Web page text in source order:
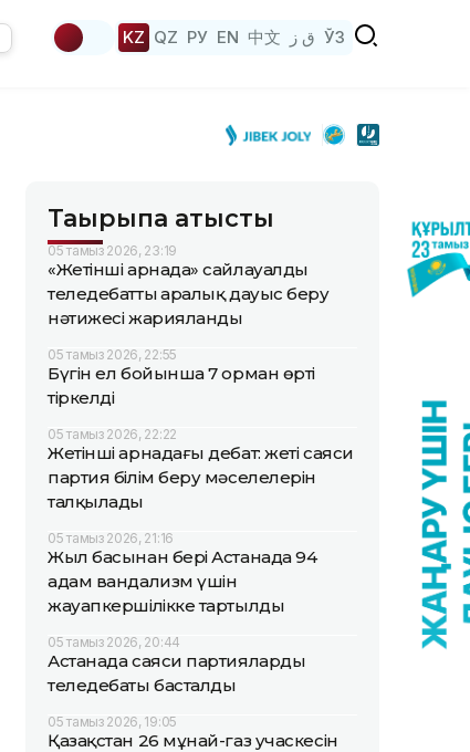
KZ QZ РУ EN 中文 ق ز ЎЗ
Тақырыпқа қатысты
05 тамыз 2026, 23:19
«Жетінші арнада» сайлауалды
теледебаттың аралық дауыс беру
нәтижесі жарияланды
05 тамыз 2026, 22:55
Бүгін ел бойынша 7 орман өрті
тіркелді
05 тамыз 2026, 22:22
Жетінші арнадағы дебат: жеті саяси
партия білім беру мәселелерін
талқылады
05 тамыз 2026, 21:16
Жыл басынан бері Астанада 94
адам вандализм үшін
жауапкершілікке тартылды
05 тамыз 2026, 20:44
Астанада саяси партиялардың
теледебаты басталды
05 тамыз 2026, 19:05
Қазақстан 26 мұнай-газ учаскесін